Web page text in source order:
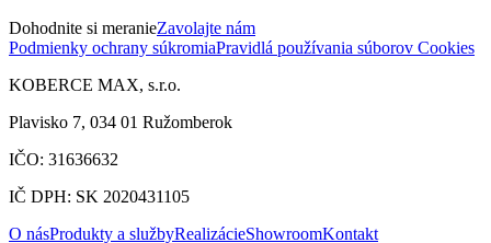
Dohodnite si meranieZavolajte nám
Podmienky ochrany súkromiaPravidlá používania súborov Cookies
KOBERCE MAX, s.r.o.
Plavisko 7, 034 01 Ružomberok
IČO: 31636632
IČ DPH: SK 2020431105
O násProdukty a službyRealizácieShowroomKontakt